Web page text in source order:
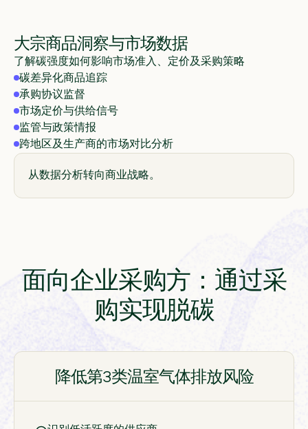
大宗商品洞察与市场数据
了解碳强度如何影响市场准入、定价及采购策略
碳差异化商品追踪
承购协议监督
市场定价与供给信号
监管与政策情报
跨地区及生产商的市场对比分析
从数据分析转向商业战略。
面向企业采购方：通过采
购实现脱碳
降低第3类温室气体排放风险